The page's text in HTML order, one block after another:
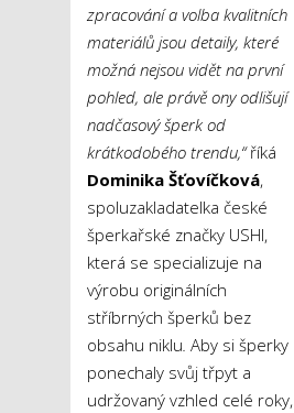
zpracování a volba kvalitních
materiálů jsou detaily, které
možná nejsou vidět na první
pohled, ale právě ony odlišují
nadčasový šperk od
krátkodobého trendu,“říká
Dominika Šťovíčková,
spoluzakladatelka české
šperkařské značky USHI,
která se specializuje na
výrobu originálních
stříbrných šperků bez
obsahu niklu. Aby si šperky
ponechaly svůj třpyt a
udržovaný vzhled celé roky,